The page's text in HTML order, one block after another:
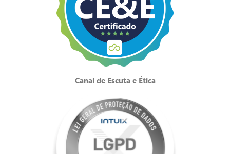
Canal de Escuta e Ética